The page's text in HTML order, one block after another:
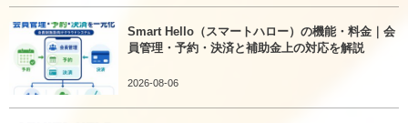
Smart Hello（スマートハロー）の機能・料金｜会
員管理・予約・決済と補助金上の対応を解説
2026-08-06